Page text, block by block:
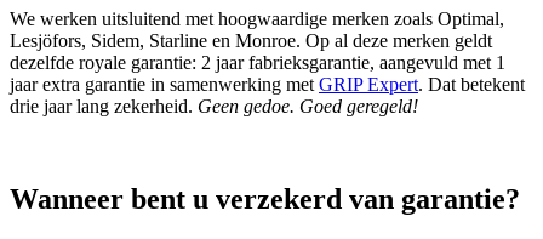
We werken uitsluitend met hoogwaardige merken zoals Optimal,
Lesjöfors, Sidem, Starline en Monroe. Op al deze merken geldt
dezelfde royale garantie: 2 jaar fabrieksgarantie, aangevuld met 1
jaar extra garantie in samenwerking metGRIP Expert. Dat betekent
drie jaar lang zekerheid. Geen gedoe. Goed geregeld!
Wanneer bent u verzekerd van garantie?